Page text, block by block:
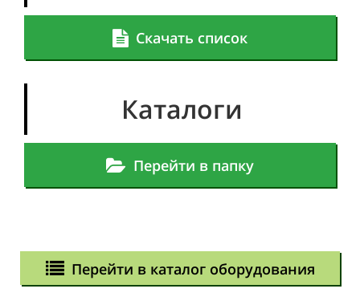
Скачать список
Каталоги
Перейти в папку
Перейти в каталог оборудования